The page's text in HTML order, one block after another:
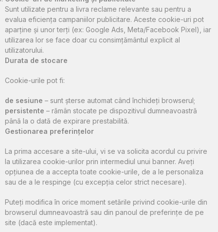
Sunt utilizate pentru a livra reclame relevante sau pentru a
evalua eficiența campaniilor publicitare. Aceste cookie-uri pot
aparține și unor terți (ex: Google Ads, Meta/Facebook Pixel), iar
utilizarea lor se face doar cu consimțământul explicit al
utilizatorului.
Durata de stocare
Cookie-urile pot fi:
de sesiune – sunt șterse automat când închideți browserul;
persistente – rămân stocate pe dispozitivul dumneavoastră
până la o dată de expirare prestabilită.
Gestionarea preferințelor
La prima accesare a site-ului, vi se va solicita acordul cu privire
la utilizarea cookie-urilor prin intermediul unui banner. Aveți
opțiunea de a accepta toate cookie-urile, de a le personaliza
sau de a le respinge (cu excepția celor strict necesare).
Puteți modifica în orice moment setările privind cookie-urile din
browserul dumneavoastră sau din panoul de preferințe de pe
site (dacă este implementat).